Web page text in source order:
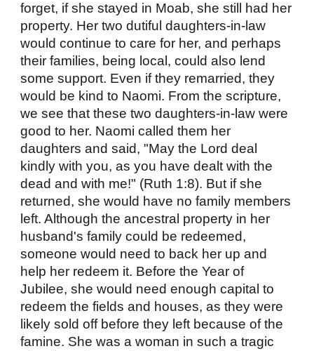
forget, if she stayed in Moab, she still had her
property. Her two dutiful daughters-in-law
would continue to care for her, and perhaps
their families, being local, could also lend
some support. Even if they remarried, they
would be kind to Naomi. From the scripture,
we see that these two daughters-in-law were
good to her. Naomi called them her
daughters and said, "May the Lord deal
kindly with you, as you have dealt with the
dead and with me!" (Ruth 1:8). But if she
returned, she would have no family members
left. Although the ancestral property in her
husband's family could be redeemed,
someone would need to back her up and
help her redeem it. Before the Year of
Jubilee, she would need enough capital to
redeem the fields and houses, as they were
likely sold off before they left because of the
famine. She was a woman in such a tragic